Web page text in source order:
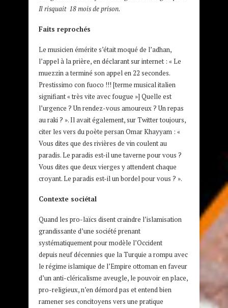
Il risquait 18 mois de prison.
Faits reprochés
Le musicien émérite s’était moqué de l’adhan,
l’appel à la prière, en déclarant sur internet : « Le
muezzin a terminé son appel en 22 secondes.
Prestissimo con fuoco !!! [terme musical italien
signifiant « très vite avec fougue »] Quelle est
l’urgence ? Un rendez-­vous amoureux ? Un repas
au raki ? ». Il avait également, sur Twitter toujours,
citer les vers du poète persan Omar Khayyam : «
Vous dites que des rivières de vin coulent au
paradis. Le paradis est-­il une taverne pour vous ?
Vous dites que deux vierges y attendent chaque
croyant. Le paradis est-­il un bordel pour vous ? ».
Contexte sociétal
Quand les pro-laïcs disent craindre l’islamisation
grandissante d’une société prenant
systématiquement pour modèle l’Occident
depuis neuf décennies que la Turquie a rompu avec
le régime islamique de l’Empire ottoman en faveur
d’un anti-cléricalisme aveugle, le pouvoir en place,
pro-religieux, n’en démord pas et entend bien
ramener ses concitoyens vers une pratique